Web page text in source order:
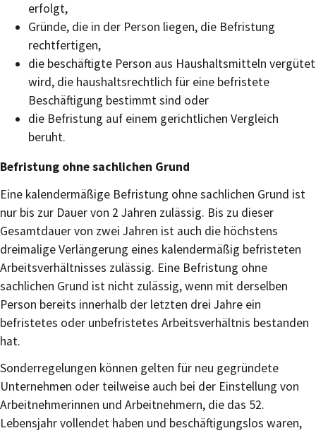
erfolgt,
Gründe, die in der Person liegen, die Befristung
rechtfertigen,
die beschäftigte Person aus Haushaltsmitteln vergütet
wird, die haushaltsrechtlich für eine befristete
Beschäftigung bestimmt sind oder
die Befristung auf einem gerichtlichen Vergleich
beruht.
Befristung ohne sachlichen Grund
Eine kalendermäßige Befristung ohne sachlichen Grund ist
nur bis zur Dauer von 2 Jahren zulässig. Bis zu dieser
Gesamtdauer von zwei Jahren ist auch die höchstens
dreimalige Verlängerung eines kalendermäßig befristeten
Arbeitsverhältnisses zulässig. Eine Befristung ohne
sachlichen Grund ist nicht zulässig, wenn mit derselben
Person bereits innerhalb der letzten drei Jahre ein
befristetes oder unbefristetes Arbeitsverhältnis bestanden
hat.
Sonderregelungen können gelten für neu gegründete
Unternehmen oder teilweise auch bei der Einstellung von
Arbeitnehmerinnen und Arbeitnehmern, die das 52.
Lebensjahr vollendet haben und beschäftigungslos waren,